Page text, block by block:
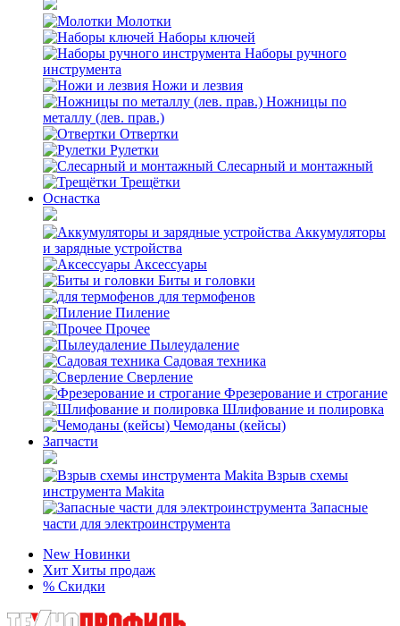
Молотки
Наборы ключей
Наборы ручного
инструмента
Ножи и лезвия
Ножницы по
металлу (лев. прав.)
Отвертки
Рулетки
Слесарный и монтажный
Трещётки
Оснастка
Аккумуляторы
и зарядные устройства
Аксессуары
Биты и головки
для термофенов
Пиление
Прочее
Пылеудаление
Садовая техника
Сверление
Фрезерование и строгание
Шлифование и полировка
Чемоданы (кейсы)
Запчасти
Взрыв схемы
инструмента Makita
Запасные
части для электроинструмента
New Новинки
Хит Хиты продаж
% Скидки